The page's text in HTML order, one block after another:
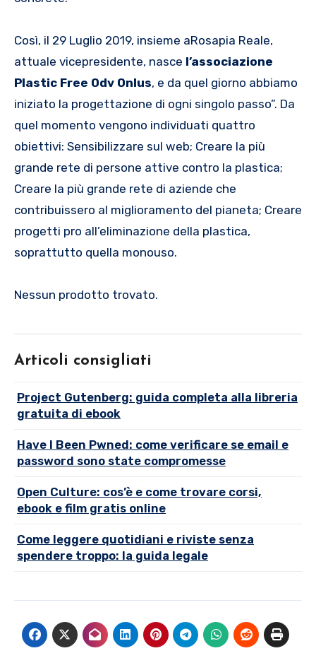
Così, il 29 Luglio 2019, insieme aRosapia Reale,
attuale vicepresidente, nasce l’associazione
Plastic Free Odv Onlus, e da quel giorno abbiamo
iniziato la progettazione di ogni singolo passo”. Da
quel momento vengono individuati quattro
obiettivi: Sensibilizzare sul web; Creare la più
grande rete di persone attive contro la plastica;
Creare la più grande rete di aziende che
contribuissero al miglioramento del pianeta; Creare
progetti pro all’eliminazione della plastica,
soprattutto quella monouso.
Nessun prodotto trovato.
Articoli consigliati
Project Gutenberg: guida completa alla libreria
gratuita di ebook
Have I Been Pwned: come verificare se email e
password sono state compromesse
Open Culture: cos’è e come trovare corsi,
ebook e film gratis online
Come leggere quotidiani e riviste senza
spendere troppo: la guida legale